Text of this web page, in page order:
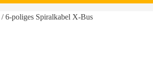
/ 6-poliges Spiralkabel X-Bus